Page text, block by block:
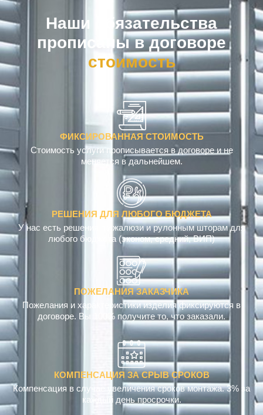
Наши обязательства
прописаны в договоре
омпенсация
ФИКСИРОВАННАЯ СТОИМОСТЬ
Стоимость услуги прописывается в договоре и не
меняется в дальнейшем.
РЕШЕНИЯ ДЛЯ ЛЮБОГО БЮДЖЕТА
У нас есть решения по жалюзи и рулонным шторам для
любого бюджета (эконом, средний, ВИП)
ПОЖЕЛАНИЯ ЗАКАЗЧИКА
Пожелания и характеристики изделия фиксируются в
договоре. Вы 100% получите то, что заказали.
КОМПЕНСАЦИЯ ЗА СРЫВ СРОКОВ
Компенсация в случае увеличения сроков монтажа. 3% за
каждый день просрочки.